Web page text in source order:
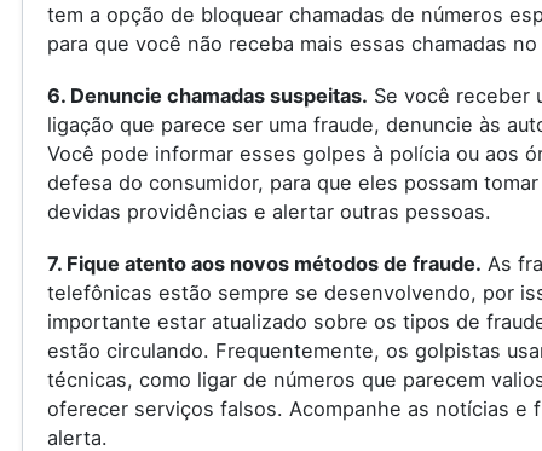
tem a opção de bloquear chamadas de números
para que você não receba mais essas chamadas
6. Denuncie chamadas suspeitas. Se você receber
ligação que parece ser uma fraude, denuncie às
Você pode informar esses golpes à polícia ou aos
defesa do consumidor, para que eles possam tomar
devidas providências e alertar outras pessoas.
7. Fique atento aos novos métodos de fraude. As
telefônicas estão sempre se desenvolvendo, por
importante estar atualizado sobre os tipos de
estão circulando. Frequentemente, os golpistas
técnicas, como ligar de números que parecem
oferecer serviços falsos. Acompanhe as notícias e
alerta.